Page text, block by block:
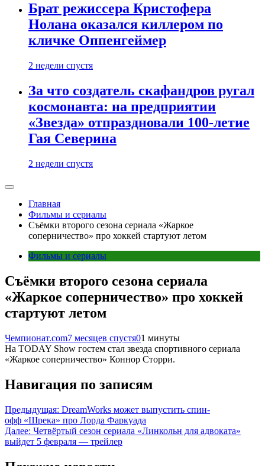
Брат режиссера Кристофера
Нолана оказался киллером по
кличке Оппенгеймер
2 недели спустя
За что создатель скафандров ругал
космонавта: на предприятии
«Звезда» отпраздновали 100-летие
Гая Северина
2 недели спустя
Главная
Фильмы и сериалы
Съёмки второго сезона сериала «Жаркое
соперничество» про хоккей стартуют летом
Фильмы и сериалы
Съёмки второго сезона сериала
«Жаркое соперничество» про хоккей
стартуют летом
Чемпионат.com7 месяцев спустя01 минуты
На TODAY Show гостем стал звезда спортивного сериала
«Жаркое соперничество» Коннор Сторри.
Навигация по записям
Предыдущая: DreamWorks может выпустить спин-
офф «Шрека» про Лорда Фаркуада
Далее: Четвёртый сезон сериала «Линкольн для адвоката»
выйдет 5 февраля — трейлер